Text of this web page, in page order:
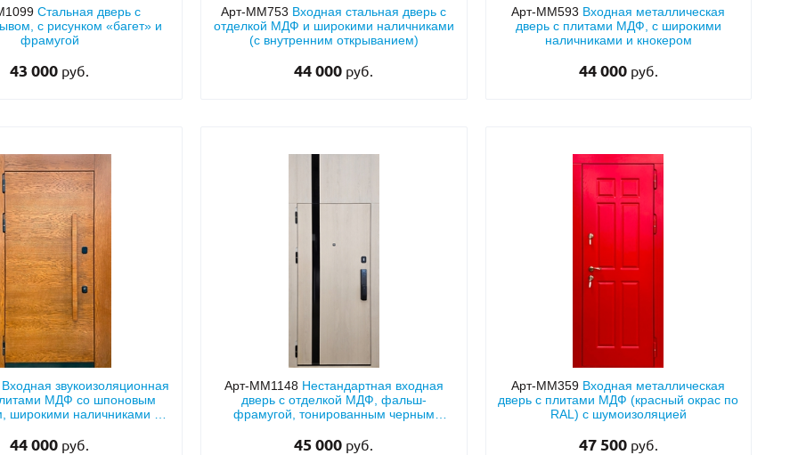
Стальная дверь с
с рисунком «багет» и
фрамугой
43 000 руб.
Арт-ММ753 Входная стальная дверь с
отделкой МДФ и широкими наличниками
(с внутренним открыванием)
44 000 руб.
Арт-ММ593 Входная металлическая
дверь с плитами МДФ, с широкими
наличниками и кнокером
44 000 руб.
Входная звукоизоляционная
МДФ со шпоновым
широкими наличниками и
44 000 руб.
Арт-ММ1148 Нестандартная входная
дверь с отделкой МДФ, фальш-
фрамугой, тонированным черным
45 000 руб.
Арт-ММ359 Входная металлическая
дверь с плитами МДФ (красный окрас по
RAL) с шумоизоляцией
47 500 руб.